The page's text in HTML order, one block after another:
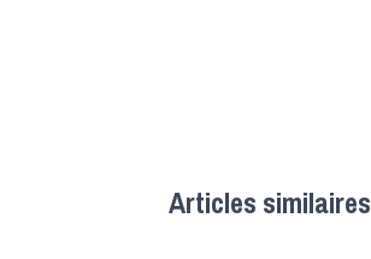
Articles similaires